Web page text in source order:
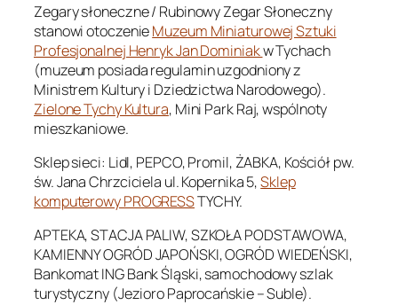
Zegary słoneczne / Rubinowy Zegar Słoneczny
stanowi otoczenieMuzeum Miniaturowej Sztuki
Profesjonalnej Henryk Jan Dominiakw Tychach
(muzeum posiada regulamin uzgodniony z
Ministrem Kultury i Dziedzictwa Narodowego).
Zielone Tychy Kultura, Mini Park Raj, wspólnoty
mieszkaniowe.
Sklep sieci: Lidl, PEPCO, Promil, ŻABKA, Kościół pw.
św. Jana Chrzciciela ul. Kopernika 5,Sklep
komputerowy PROGRESSTYCHY.
APTEKA, STACJA PALIW, SZKOŁA PODSTAWOWA,
KAMIENNY OGRÓD JAPOŃSKI, OGRÓD WIEDEŃSKI,
Bankomat ING Bank Śląski, samochodowy szlak
turystyczny (Jezioro Paprocańskie – Suble).